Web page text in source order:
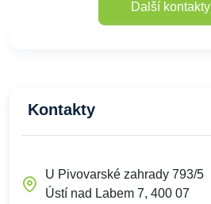
Další kontakty
Kontakty
U Pivovarské zahrady 793/5
Ústí nad Labem 7, 400 07